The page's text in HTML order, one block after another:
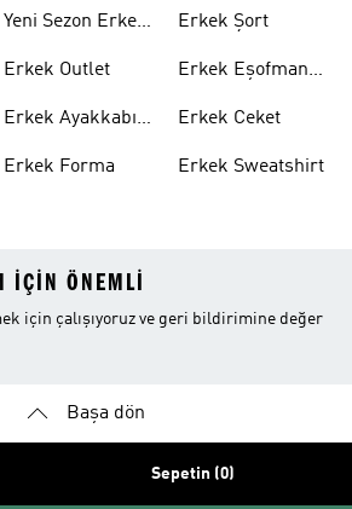
Yeni Sezon Erkek
Erkek Outlet
Erkek Ayakkabı
Erkek Forma
Erkek Şort
Erkek Eşofman
Erkek Ceket
Erkek Sweatshirt
IÇIN ÖNEMLI
için çalışıyoruz ve geri bildirimine değer
Başa dön
Sepetin (0)